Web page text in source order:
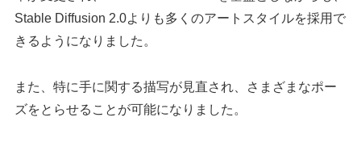
Stable Diffusion 2.0よりも多くのアートスタイルを採用で
きるようになりました。
また、特に手に関する描写が見直され、さまざまなポー
ズをとらせることが可能になりました。